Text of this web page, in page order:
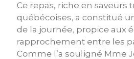
Ce repas, riche en saveurs
québécoises, a constitué
de la journée, propice aux
rapprochement entre les
Comme l’a souligné Mme